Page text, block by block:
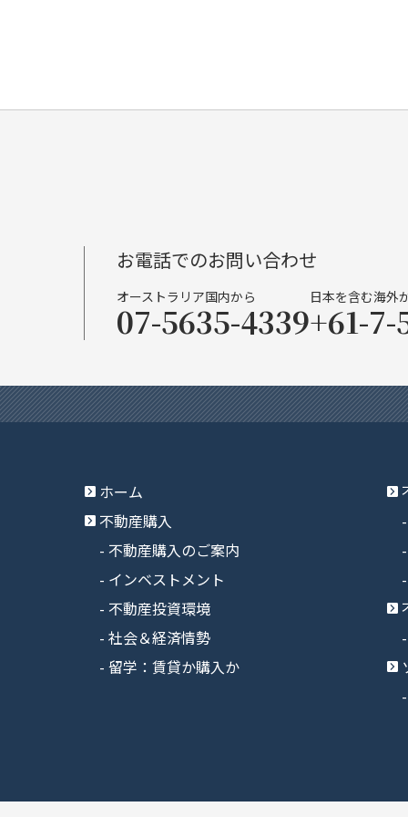
お電話でのお問い合わせ
オーストラリア国内から
07-5635-4339
日本を含む海外
+61-
ホーム
不動産購入
不動産購入のご案内
インベストメント
不動産投資環境
社会＆経済情勢
留学：賃貸か購入か